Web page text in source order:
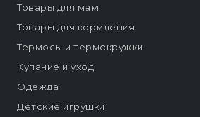
Товары для мам
Товары для кормления
Термосы и термокружки
Купание и уход
Одежда
Детские игрушки